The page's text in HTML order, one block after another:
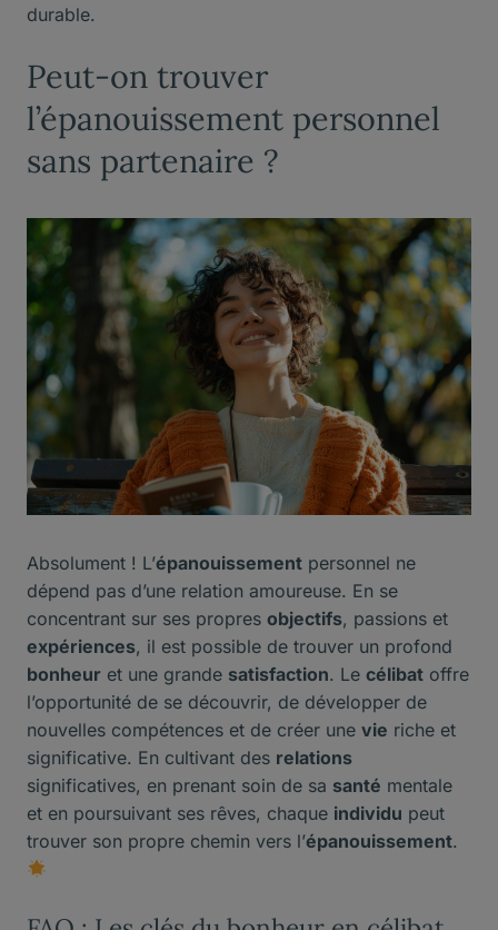
durable.
Peut-on trouver
l’épanouissement personnel
sans partenaire ?
Absolument ! L’épanouissement personnel ne
dépend pas d’une relation amoureuse. En se
concentrant sur ses propres objectifs, passions et
expériences, il est possible de trouver un profond
bonheur et une grande satisfaction. Le célibat offre
l’opportunité de se découvrir, de développer de
nouvelles compétences et de créer une vie riche et
significative. En cultivant des relations
significatives, en prenant soin de sa santé mentale
et en poursuivant ses rêves, chaque individu peut
trouver son propre chemin vers l’épanouissement.